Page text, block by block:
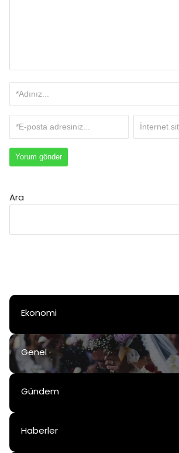
Ara
Ekonomi
Genel
Gündem
Haberler